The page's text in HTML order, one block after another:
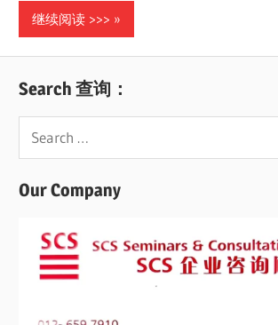
继续阅读 >>>
Search 查询：
Search
for:
Our Company